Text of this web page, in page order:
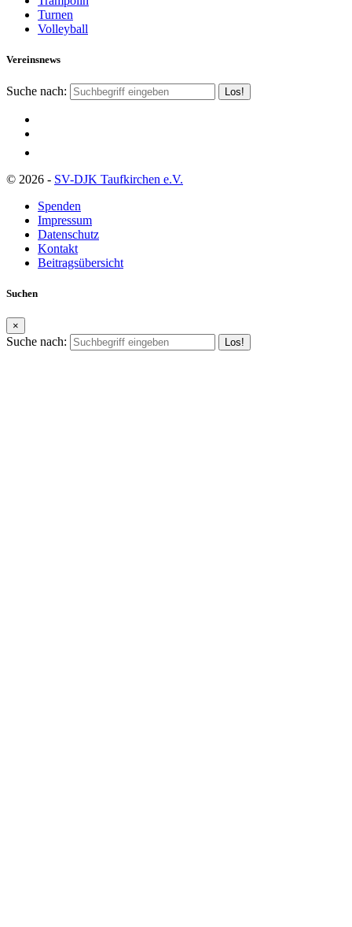
Turnen
Volleyball
Vereinsnews
Suche nach:
© 2026 - SV-DJK Taufkirchen e.V.
Spenden
Impressum
Datenschutz
Kontakt
Beitragsübersicht
Suchen
×
Suche nach: